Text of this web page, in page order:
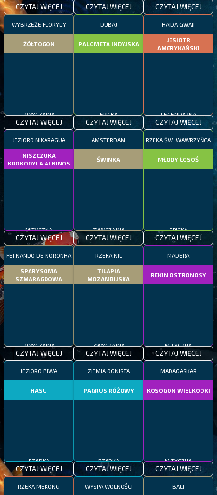
CZYTAJ WIĘCEJ CZYTAJ WIĘCEJ CZYTAJ WIĘCEJ
WYBRZEŻE FLORYDY
ŻÓŁTOGON
CZYTAJ WIĘCEJ
DUBAJ
PALOMETA INDYJSKA
CZYTAJ WIĘCEJ
HAIDA GWAII
JESIOTR
AMERYKAŃSKI
CZYTAJ WIĘCEJ
JEZIORO NIKARAGUA
NISZCZUKA
KROKODYLA ALBINOS
CZYTAJ WIĘCEJ
AMSTERDAM
ŚWINKA
CZYTAJ WIĘCEJ
RZEKA ŚW. WAWRZYŃCA
MŁODY ŁOSOŚ
CZYTAJ WIĘCEJ
FERNANDO DE NORONHA
SPARYSOMA
SZMARAGDOWA
CZYTAJ WIĘCEJ
RZEKA NIL
TILAPIA
MOZAMBIJSKA
CZYTAJ WIĘCEJ
MADERA
REKIN OSTRONOSY
CZYTAJ WIĘCEJ
JEZIORO BIWA
HASU
CZYTAJ WIĘCEJ
ZIEMIA OGNISTA
PAGRUS RÓŻOWY
CZYTAJ WIĘCEJ
MADAGASKAR
KOSOGON WIELKOOKI
CZYTAJ WIĘCEJ
RZEKA MEKONG WYSPA WOLNOŚCI BALI